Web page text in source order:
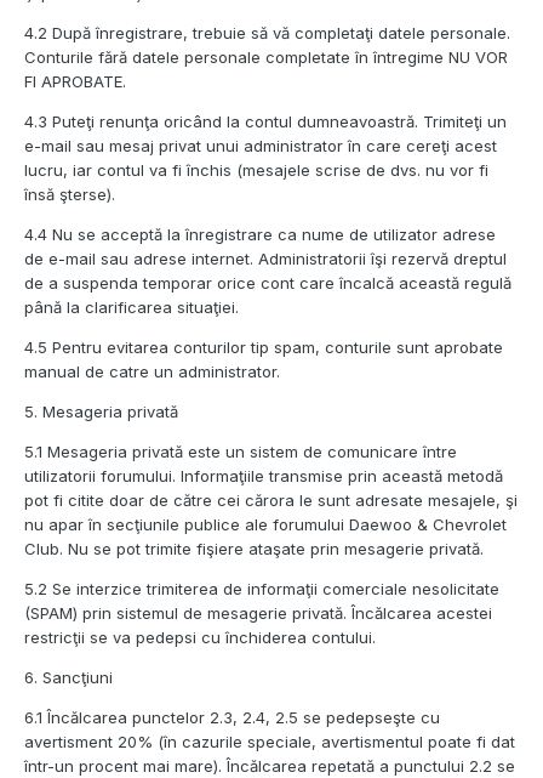
4.2 După înregistrare, trebuie să vă completaţi datele personale.
Conturile fără datele personale completate în întregime NU VOR
FI APROBATE.
4.3 Puteţi renunţa oricând la contul dumneavoastră. Trimiteţi un
e-mail sau mesaj privat unui administrator în care cereţi acest
lucru, iar contul va fi închis (mesajele scrise de dvs. nu vor fi
însă şterse).
4.4 Nu se acceptă la înregistrare ca nume de utilizator adrese
de e-mail sau adrese internet. Administratorii îşi rezervă dreptul
de a suspenda temporar orice cont care încalcă această regulă
până la clarificarea situaţiei.
4.5 Pentru evitarea conturilor tip spam, conturile sunt aprobate
manual de catre un administrator.
5. Mesageria privată
5.1 Mesageria privată este un sistem de comunicare între
utilizatorii forumului. Informaţiile transmise prin această metodă
pot fi citite doar de către cei cărora le sunt adresate mesajele, şi
nu apar în secţiunile publice ale forumului Daewoo & Chevrolet
Club. Nu se pot trimite fişiere ataşate prin mesagerie privată.
5.2 Se interzice trimiterea de informaţii comerciale nesolicitate
(SPAM) prin sistemul de mesagerie privată. Încălcarea acestei
restricţii se va pedepsi cu închiderea contului.
6. Sancţiuni
6.1 Încălcarea punctelor 2.3, 2.4, 2.5 se pedepseşte cu
avertisment 20% (în cazurile speciale, avertismentul poate fi dat
într-un procent mai mare). Încălcarea repetată a punctului 2.2 se